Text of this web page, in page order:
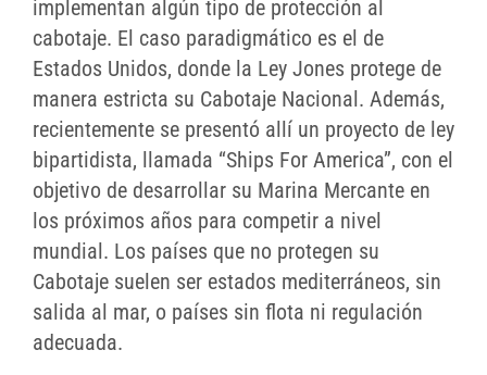
implementan algún tipo de protección al
cabotaje. El caso paradigmático es el de
Estados Unidos, donde la Ley Jones protege de
manera estricta su Cabotaje Nacional. Además,
recientemente se presentó allí un proyecto de ley
bipartidista, llamada “Ships For America”, con el
objetivo de desarrollar su Marina Mercante en
los próximos años para competir a nivel
mundial. Los países que no protegen su
Cabotaje suelen ser estados mediterráneos, sin
salida al mar, o países sin flota ni regulación
adecuada.